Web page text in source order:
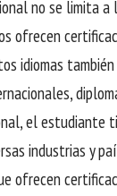
no se limita a
ofrecen
idiomas
el estudiante
industrias y
ofrecen